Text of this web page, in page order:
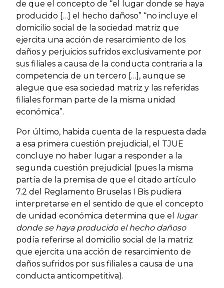
de que el concepto de “el lugar donde se haya
producido […] el hecho dañoso” “no incluye el
domicilio social de la sociedad matriz que
ejercita una acción de resarcimiento de los
daños y perjuicios sufridos exclusivamente por
sus filiales a causa de la conducta contraria a la
competencia de un tercero […], aunque se
alegue que esa sociedad matriz y las referidas
filiales forman parte de la misma unidad
económica”.
Por último, habida cuenta de la respuesta dada
a esa primera cuestión prejudicial, el TJUE
concluye no haber lugar a responder a la
segunda cuestión prejudicial (pues la misma
partía de la premisa de que el citado artículo
7.2 del Reglamento Bruselas I Bis pudiera
interpretarse en el sentido de que el concepto
de unidad económica determina que el lugar
donde se haya producido el hecho dañoso
podía referirse al domicilio social de la matriz
que ejercita una acción de resarcimiento de
daños sufridos por sus filiales a causa de una
conducta anticompetitiva).